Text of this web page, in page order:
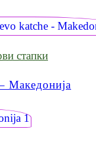
стапки
Македонија